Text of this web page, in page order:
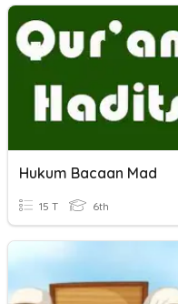
Hukum Bacaan Mad
15 T 6th